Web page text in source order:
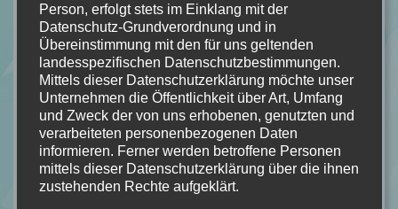
Person, erfolgt stets im Einklang mit der
Datenschutz-Grundverordnung und in
Übereinstimmung mit den für uns geltenden
landesspezifischen Datenschutzbestimmungen.
Mittels dieser Datenschutzerklärung möchte unser
Unternehmen die Öffentlichkeit über Art, Umfang
und Zweck der von uns erhobenen, genutzten und
verarbeiteten personenbezogenen Daten
informieren. Ferner werden betroffene Personen
mittels dieser Datenschutzerklärung über die ihnen
zustehenden Rechte aufgeklärt.